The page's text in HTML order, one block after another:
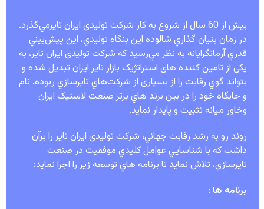
بيش از 60 سال از شروع به كار شرکت تولیدی ایران تایرمي‌گذرد.
در زمان بنيان گذاري شالوده اين بنگاه توليدي، اين پيش‌بيني
قدري آرمانگرايانه به نظر مي‌رسيد كه شرکت تولیدی ایران تایر، به
یکی از تامین کننده های استراتژیک بازار تایر ایران تبدیل شده و
بتواند گوي رقابت را از بسیاری از شركت‌هاي تايرسازي ربوده، نام
و جایگاه خود را در بین برند هاي برتر صنعت لاستیک ایران
وخاور میانه تثبيت و پايدار نمايد.
روند رو به رشد رقابت جهاني، شرکت تولیدی ایران تایر را برآن
داشت كه با شناسايي عوامل كليدي موفقيت در صنعت
تايرسازي، تلاش نمايد تا برنامه هاي توسعه زير را اجرا نمايد:
برنامه ها :